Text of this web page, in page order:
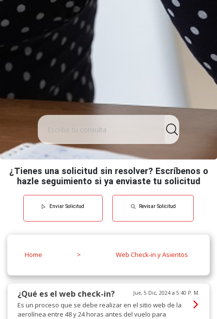
¿Tienes una solicitud sin resolver? Escríbenos o
hazle seguimiento si ya enviaste tu solicitud
Enviar Solicitud Revisar Solicitud
Home > Web Check-in y Asientos
¿Qué es el web check-in? Jue, 5 Dic, 2024 a 5:40 P. M.
Es un proceso que se debe realizar en el sitio web de la
aerolínea entre 48 y 24 horas antes del vuelo para